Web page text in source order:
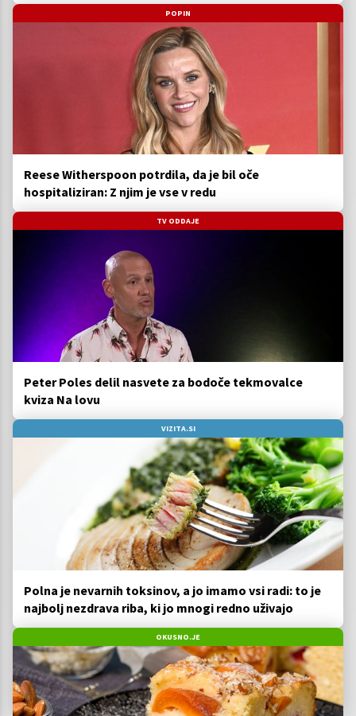
POPIN
Reese Witherspoon potrdila, da je bil oče
hospitaliziran: Z njim je vse v redu
TV ODDAJE
Peter Poles delil nasvete za bodoče tekmovalce
kviza Na lovu
VIZITA.SI
Polna je nevarnih toksinov, a jo imamo vsi radi: to je
najbolj nezdrava riba, ki jo mnogi redno uživajo
OKUSNO.JE